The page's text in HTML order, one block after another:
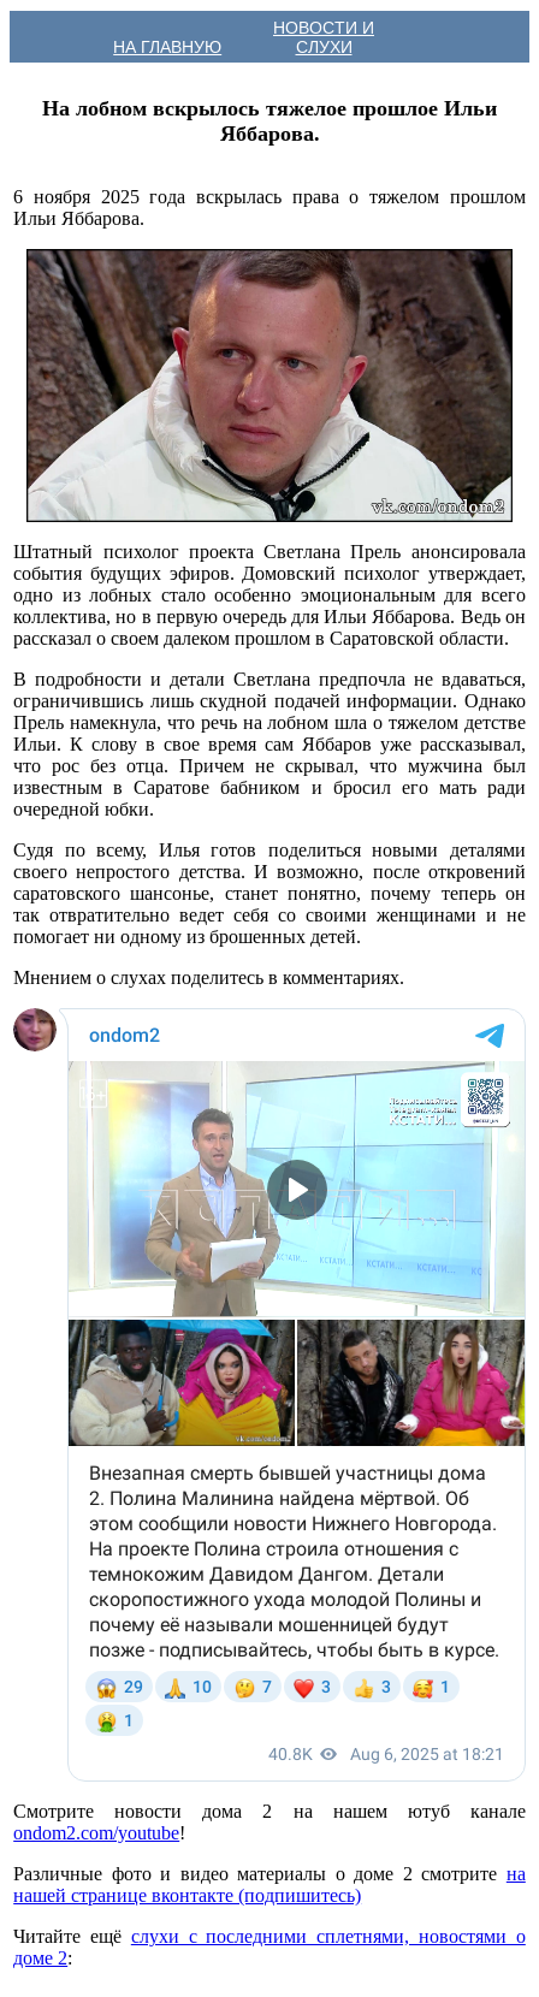
НА ГЛАВНУЮ
НОВОСТИ И
СЛУХИ
На лобном вскрылось тяжелое прошлое Ильи
Яббарова.
6 ноября 2025 года вскрылась права о тяжелом прошлом
Ильи Яббарова.
Штатный психолог проекта Светлана Прель анонсировала
события будущих эфиров. Домовский психолог утверждает,
одно из лобных стало особенно эмоциональным для всего
коллектива, но в первую очередь для Ильи Яббарова. Ведь он
рассказал о своем далеком прошлом в Саратовской области.
В подробности и детали Светлана предпочла не вдаваться,
ограничившись лишь скудной подачей информации. Однако
Прель намекнула, что речь на лобном шла о тяжелом детстве
Ильи. К слову в свое время сам Яббаров уже рассказывал,
что рос без отца. Причем не скрывал, что мужчина был
известным в Саратове бабником и бросил его мать ради
очередной юбки.
Судя по всему, Илья готов поделиться новыми деталями
своего непростого детства. И возможно, после откровений
саратовского шансонье, станет понятно, почему теперь он
так отвратительно ведет себя со своими женщинами и не
помогает ни одному из брошенных детей.
Мнением о слухах поделитесь в комментариях.
Смотрите новости дома 2 на нашем ютуб канале
ondom2.com/youtube!
Различные фото и видео материалы о доме 2 смотрите на
нашей странице вконтакте (подпишитесь)
Читайте ещё слухи с последними сплетнями, новостями о
доме 2: